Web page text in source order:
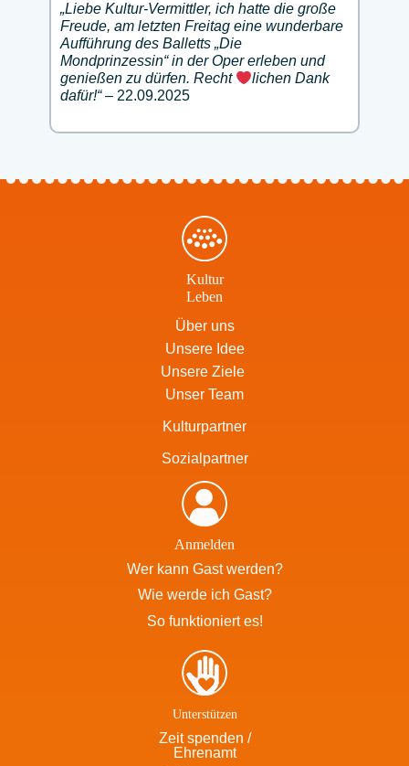
„Liebe Kultur-Vermittler, ich hatte die große
Freude, am letzten Freitag eine wunderbare
Aufführung des Balletts „Die
Mondprinzessin“ in der Oper erleben und
genießen zu dürfen. Recht
lichen Dank
dafür!“– 22.09.2025
Kultur
Leben
Über uns
Unsere Idee
Unsere Ziele
Unser Team
Kulturpartner
Sozialpartner
Anmelden
Wer kann Gast werden?
Wie werde ich Gast?
So funktioniert es!
Unterstützen
Zeit spenden /
Ehrenamt